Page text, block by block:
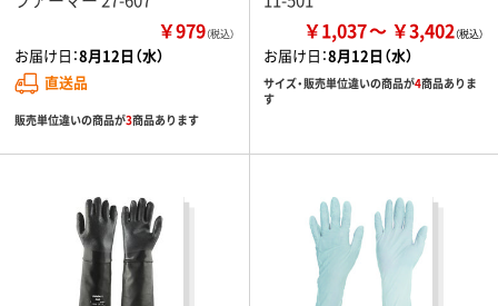
￥979（税込）
お届け日：8月12日（水）
直送品
販売単位違いの商品が3商品あります
￥1,037 ￥3,402
お届け日：8月12日（水）
サイズ・販売単位違いの商品が4商品ありま
す